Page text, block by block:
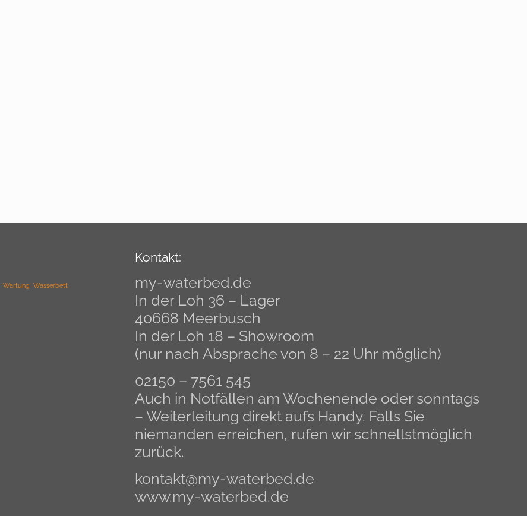
Wartung Wasserbett
Kontakt:
my-waterbed.de
In der Loh 36 – Lager
40668 Meerbusch
In der Loh 18 – Showroom
(nur nach Absprache von 8 – 22 Uhr möglich)
02150 – 7561 545
Auch in Notfällen am Wochenende oder sonntags
– Weiterleitung direkt aufs Handy. Falls Sie
niemanden erreichen, rufen wir schnellstmöglich
zurück.
kontakt@my-waterbed.de
www.my-waterbed.de